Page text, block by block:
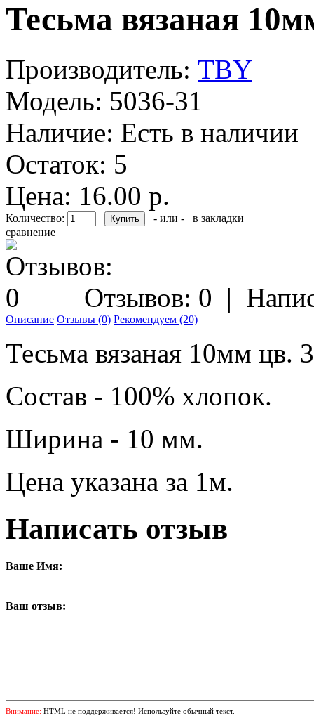
Тесьма вязаная
Производитель: TBY
Модель: 5036-31
Наличие: Есть в наличии
Остаток: 5
Цена: 16.00 р.
Количество: - или -
в закладки
сравнение
Отзывов: 0 |
Описание Отзывы (0) Рекомендуем (20)
Тесьма вязаная 10мм цв.
Состав - 100% хлопок.
Ширина - 10 мм.
Цена указана за 1м.
Написать отзыв
Ваше Имя:
Ваш отзыв:
Внимание: HTML не поддерживается! Используйте обычный текст.